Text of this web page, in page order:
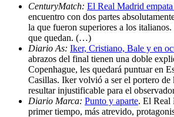
CenturyMatch: El Real Madrid
encuentro con dos partes
la que fueron superiores a los
que quedan. (…)
Diario As: Iker, Cristiano, Bale y en
abrazos del final tienen una doble
Copenhague, les quedará puntuar en
Casillas. Iker volvió a ser el portero de
resultar injustificable para el
Diario Marca: Punto y aparte. El Real
primer tiempo, más atrevido,